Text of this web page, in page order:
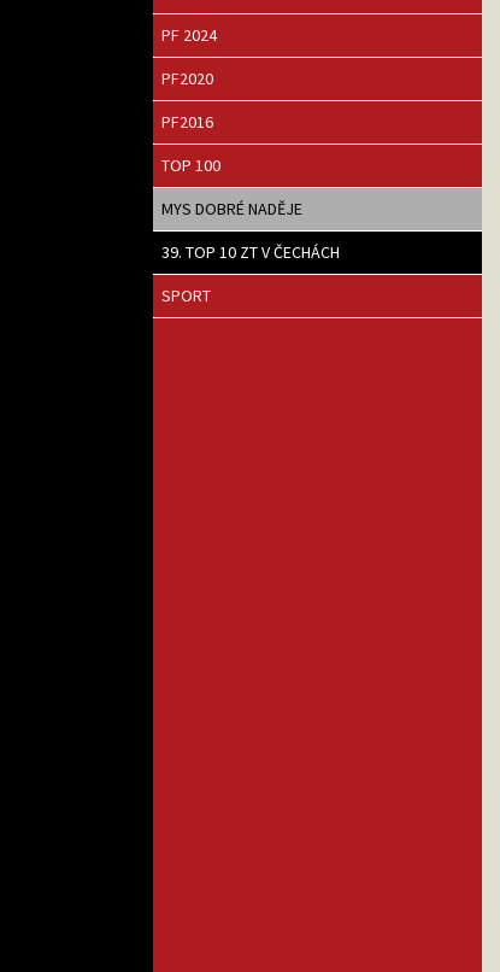
PF 2024
PF2020
PF2016
TOP 100
MYS DOBRÉ NADĚJE
39. TOP 10 ZT V ČECHÁCH
SPORT